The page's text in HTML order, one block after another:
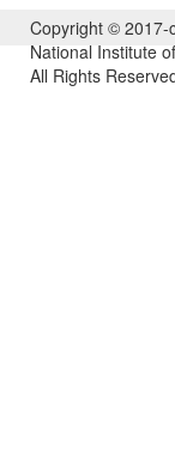
Copyright © 2017-
National Institute
All Rights